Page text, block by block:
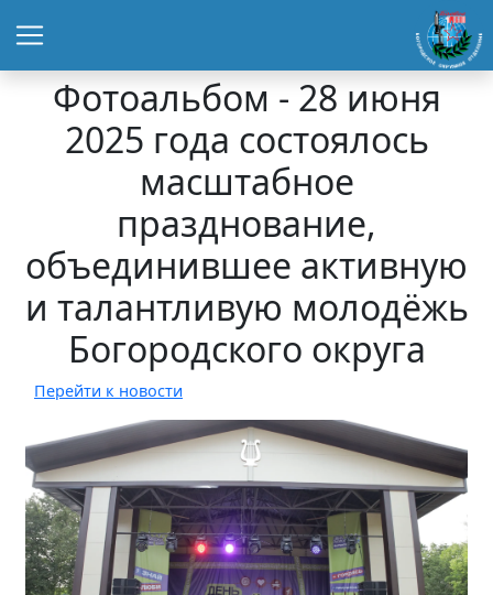
Фотоальбом - 28 июня
2025 года состоялось
масштабное
празднование,
объединившее активную
и талантливую молодёжь
Богородского округа
Перейти к новости